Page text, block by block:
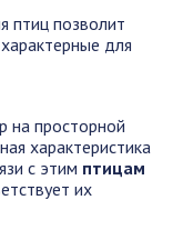
птиц позволит
для
на просторной
характеристика
с этим птицам
их